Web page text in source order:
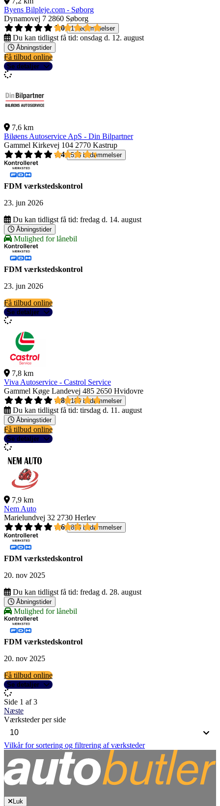
Byens Bilpleje.com - Søborg
Dynamovej 7 2860 Søborg
5,0
1 bedømmelser
Du kan tidligst få tid: onsdag d. 12. august
Åbningstider
Få tilbud online
Se detaljer
7,6 km
Biløens Autoservice ApS - Din Bilpartner
Gammel Kirkevej 104 2770 Kastrup
4,4
518 bedømmelser
FDM værkstedskontrol
23. jun 2026
Du kan tidligst få tid: fredag d. 14. august
Åbningstider
Mulighed for lånebil
FDM værkstedskontrol
23. jun 2026
Få tilbud online
Se detaljer
7,8 km
Viva Autoservice - Castrol Service
Gammel Køge Landevej 485 2650 Hvidovre
4,8
189 bedømmelser
Du kan tidligst få tid: tirsdag d. 11. august
Åbningstider
Få tilbud online
Se detaljer
7,9 km
Nem Auto
Marielundvej 32 2730 Herlev
4,6
895 bedømmelser
FDM værkstedskontrol
20. nov 2025
Du kan tidligst få tid: fredag d. 28. august
Åbningstider
Mulighed for lånebil
FDM værkstedskontrol
20. nov 2025
Få tilbud online
Se detaljer
Side 1 af 3
Næste
Værksteder per side
Vilkår for sortering og filtrering af værksteder
Luk